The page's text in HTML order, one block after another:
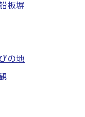
板塀
の地